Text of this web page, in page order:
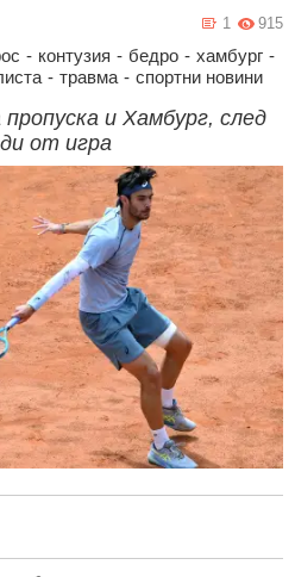
915
1
- контузия - бедро - хамбург -
- травма - спортни новини
и Хамбург, след
от игра